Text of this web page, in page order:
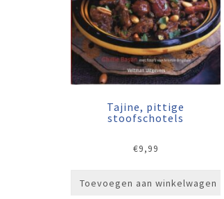
Tajine, pittige
stoofschotels
€9,99
Toevoegen aan winkelwagen